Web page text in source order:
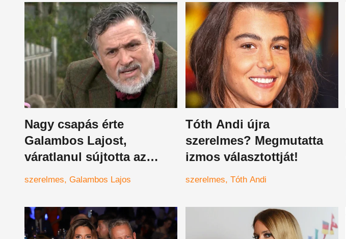
Nagy csapás érte
Galambos Lajost,
váratlanul sújtotta az
ország trombitását
szerelmes Galambos Lajos
Tóth Andi újra
szerelmes? Megmutatta
izmos választottját!
szerelmes Tóth Andi